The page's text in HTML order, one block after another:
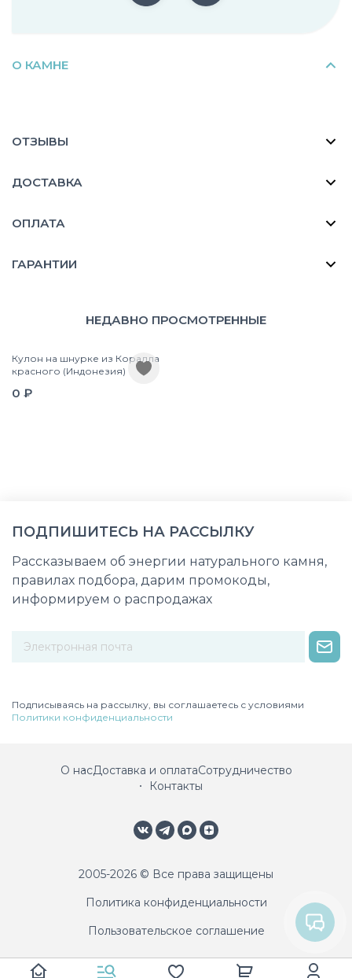
О КАМНЕ
ОТЗЫВЫ
ДОСТАВКА
ОПЛАТА
ГАРАНТИИ
НЕДАВНО ПРОСМОТРЕННЫЕ
Кулон на шнурке из Коралла
красного (Индонезия)
0 ₽
ПОДПИШИТЕСЬ НА РАССЫЛКУ
Рассказываем об энергии натурального камня,
правилах подбора, дарим промокоды,
информируем о распродажах
Подписываясь на рассылку, вы соглашаетесь с условиями
Политики конфиденциальности
О насДоставка и оплатаСотрудничество
Контакты
2005-2026 © Все права защищены
Политика конфиденциальности
Пользовательское соглашение